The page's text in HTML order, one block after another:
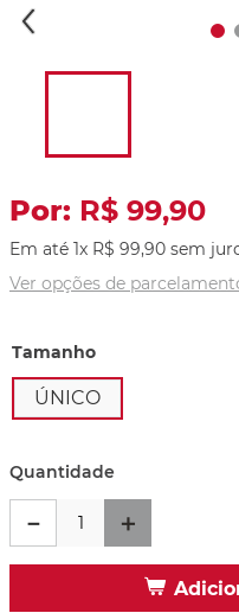
R$ 99,90
Em até 1x R$ 99,90 sem
Ver opções de
Tamanho
ÚNICO
Quantidade
＋
－